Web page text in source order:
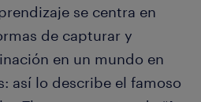
se centra en
de capturar y
en un mundo en
así lo describe el famoso